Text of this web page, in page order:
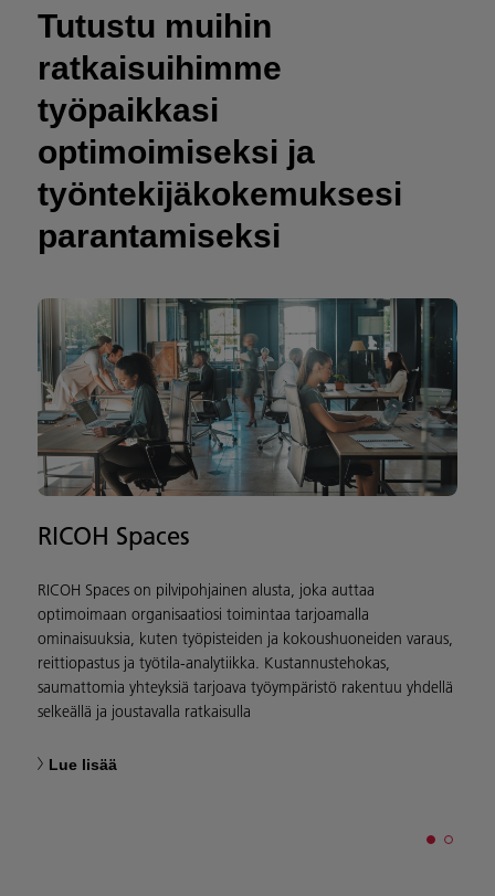
Tutustu muihin
ratkaisuihimme
työpaikkasi
optimoimiseksi ja
työntekijäkokemuksesi
parantamiseksi
RICOH Spaces
RICOH Spaces on pilvipohjainen alusta, joka auttaa
optimoimaan organisaatiosi toimintaa tarjoamalla
ominaisuuksia, kuten työpisteiden ja kokoushuoneiden varaus,
reittiopastus ja työtila-analytiikka. Kustannustehokas,
saumattomia yhteyksiä tarjoava työympäristö rakentuu yhdellä
selkeällä ja joustavalla ratkaisulla
Lue lisää